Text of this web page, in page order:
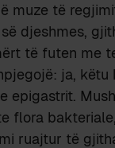
muze të
djeshmes,
të futen me
ja,
epigastrit.
flora
ruajtur të